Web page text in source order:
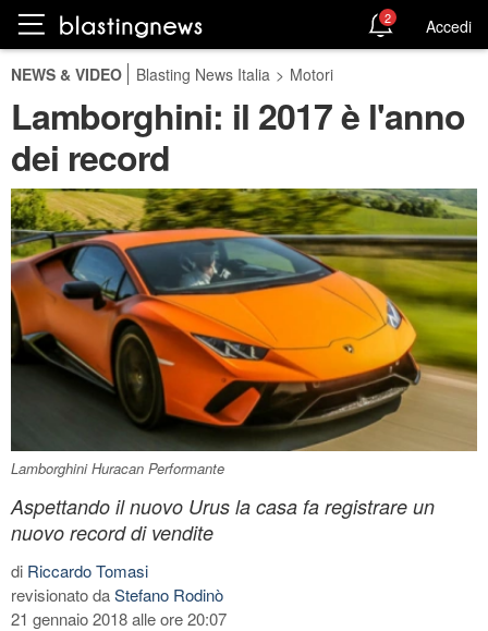
2 Accedi
NEWS & VIDEO Blasting News Italia > Motori
Lamborghini: il 2017 è l'anno
dei record
Lamborghini Huracan Performante
Aspettando il nuovo Urus la casa fa registrare un
nuovo record di vendite
di Riccardo Tomasi
revisionato daStefano Rodinò
21 gennaio 2018 alle ore 20:07